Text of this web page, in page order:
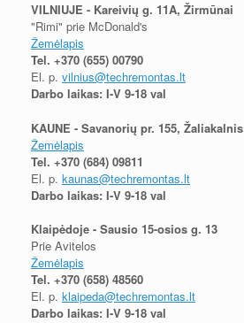
VILNIUJE - Kareivių g. 11A, Žirmūnai
"Rimi" prie McDonald's
Žemėlapis
Tel. +370 (655) 00790
El. p. vilnius@techremontas.lt
Darbo laikas: I-V 9-18 val
KAUNE - Savanorių pr. 155, Žaliakalnis
Žemėlapis
Tel. +370 (684) 09811
El. p. kaunas@techremontas.lt
Darbo laikas: I-V 9-18 val
Klaipėdoje - Sausio 15-osios g. 13
Prie Avitelos
Žemėlapis
Tel. +370 (658) 48560
El. p. klaipeda@techremontas.lt
Darbo laikas: I-V 9-18 val